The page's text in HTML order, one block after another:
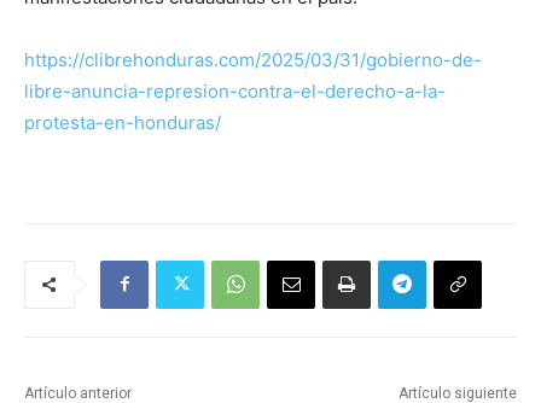
https://clibrehonduras.com/2025/03/31/gobierno-de-
libre-anuncia-represion-contra-el-derecho-a-la-
protesta-en-honduras/
Artículo anterior Artículo siguiente